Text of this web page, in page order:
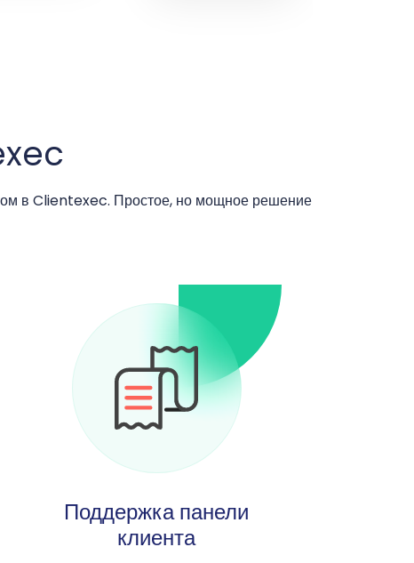
в Clientexec. Простое, но мощное решение
Поддержка панели
клиента